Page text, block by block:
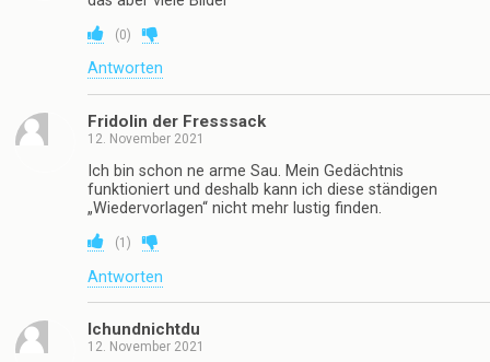
(0)
Antworten
Fridolin der Fresssack
12. November 2021
Ich bin schon ne arme Sau. Mein Gedächtnis
funktioniert und deshalb kann ich diese ständigen
„Wiedervorlagen“ nicht mehr lustig finden.
(1 )
Antworten
Ichundnichtdu
12. November 2021